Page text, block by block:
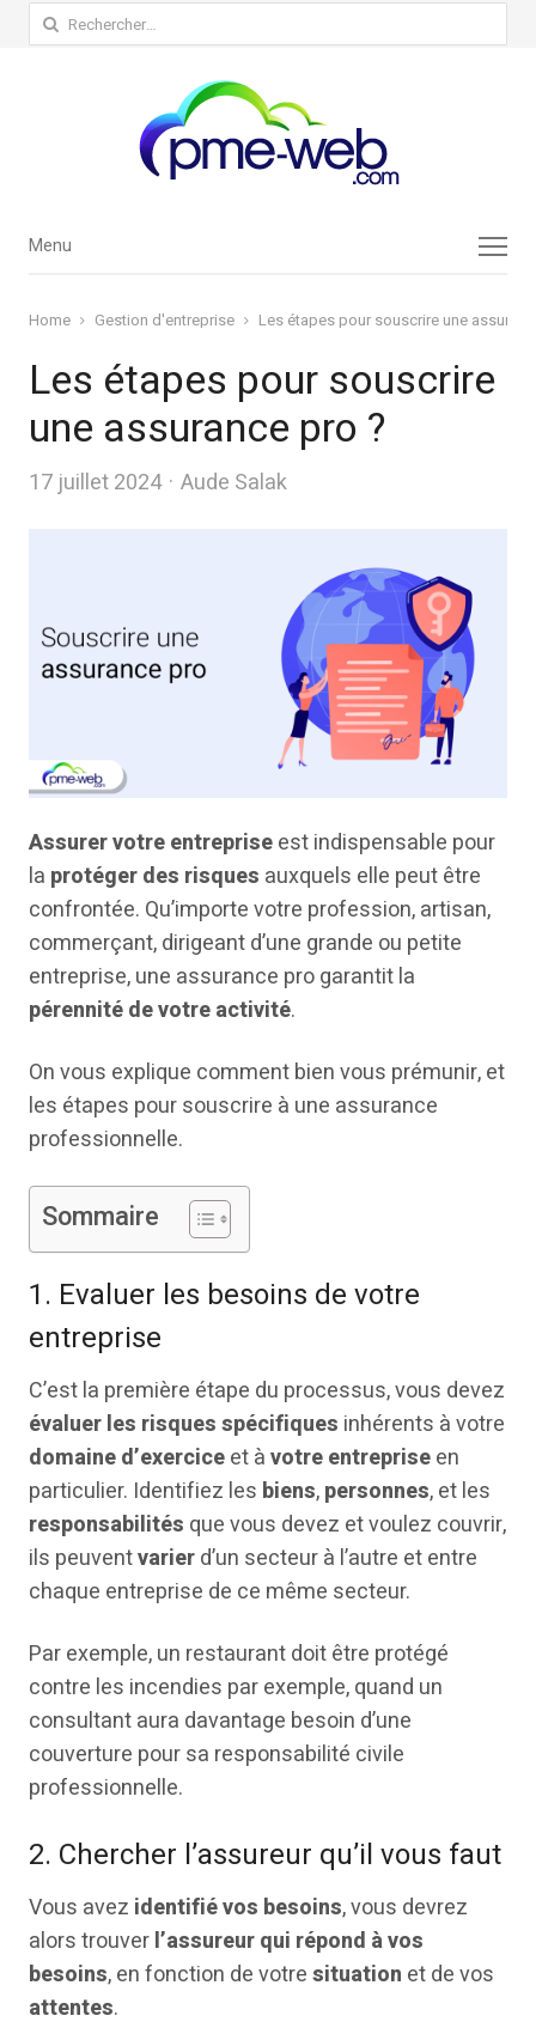
Rechercher :
Menu
Menu
Home Gestion d'entreprise Les étapes pour souscrire une
Les étapes pour souscrire
une assurance pro ?
17 juillet 2024 Author
Aude Salak
Assurer votre entrepriseest indispensable pour
la protéger des risques auxquels elle peut être
confrontée. Qu’importe votre profession, artisan,
commerçant, dirigeant d’une grande ou petite
entreprise, une assurance pro garantit la
pérennité de votre activité.
On vous explique comment bien vous prémunir, et
les étapes pour souscrire à une assurance
professionnelle.
Sommaire
1. Evaluer les besoins de votre
entreprise
C’est la première étape du processus, vous devez
évaluer les risques spécifiques inhérents à votre
domaine d’exerciceet àvotre entrepriseen
particulier. Identifiez les biens,personnes, et les
responsabilités que vous devez et voulez couvrir,
ils peuventvarierd’un secteur à l’autre et entre
chaque entreprise de ce même secteur.
Par exemple, un restaurant doit être protégé
contre les incendies par exemple, quand un
consultant aura davantage besoin d’une
couverture pour sa responsabilité civile
professionnelle.
2. Chercher l’assureur qu’il vous faut
Vous avez identifié vos besoins, vous devrez
alors trouverl’assureur qui répond à vos
besoins, en fonction de votresituation et de vos
attentes.